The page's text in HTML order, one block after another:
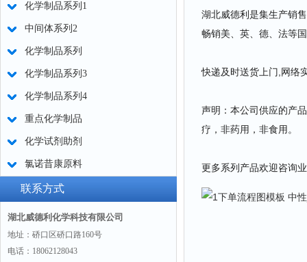
化学制品系列1
中间体系列2
化学制品系列
化学制品系列3
化学制品系列4
重点化学制品
化学试剂助剂
氯诺昔康原料
联系方式
湖北威德利化学科技有限公司
地址：硚口区硚口路160号
电话：18062128043
湖北威德利是集生产销
畅销美、英、德、法等
快递及时送货上门,网络
声明：本公司供应的产
疗，非药用，非食用。
更多系列产品欢迎咨询